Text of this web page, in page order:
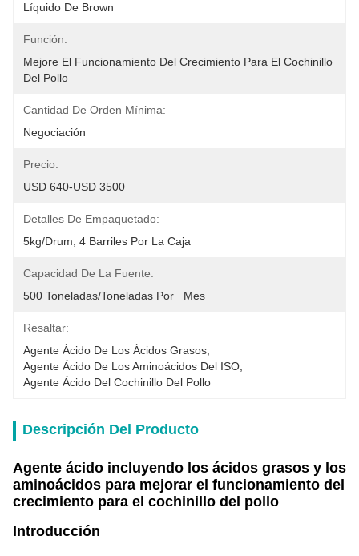
Líquido De Brown
Función:
Mejore El Funcionamiento Del Crecimiento Para El Cochinillo
Del Pollo
Cantidad De Orden Mínima:
Negociación
Precio:
USD 640-USD 3500
Detalles De Empaquetado:
5kg/drum; 4 Barriles Por La Caja
Capacidad De La Fuente:
500 Toneladas/toneladas Por   Mes
Resaltar:
Agente Ácido De Los Ácidos Grasos
Agente Ácido De Los Aminoácidos Del ISO
Agente Ácido Del Cochinillo Del Pollo
Descripción Del Producto
Agente ácido incluyendo los ácidos grasos y los
aminoácidos para mejorar el funcionamiento del
crecimiento para el cochinillo del pollo
Introducción